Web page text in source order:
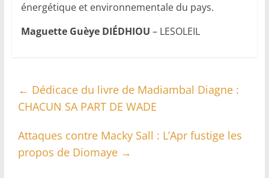
énergétique et environnementale du pays.
Maguette Guèye DIÉDHIOU – LESOLEIL
← Dédicace du livre de Madiambal Diagne :
CHACUN SA PART DE WADE
Attaques contre Macky Sall : L’Apr fustige les
propos de Diomaye →